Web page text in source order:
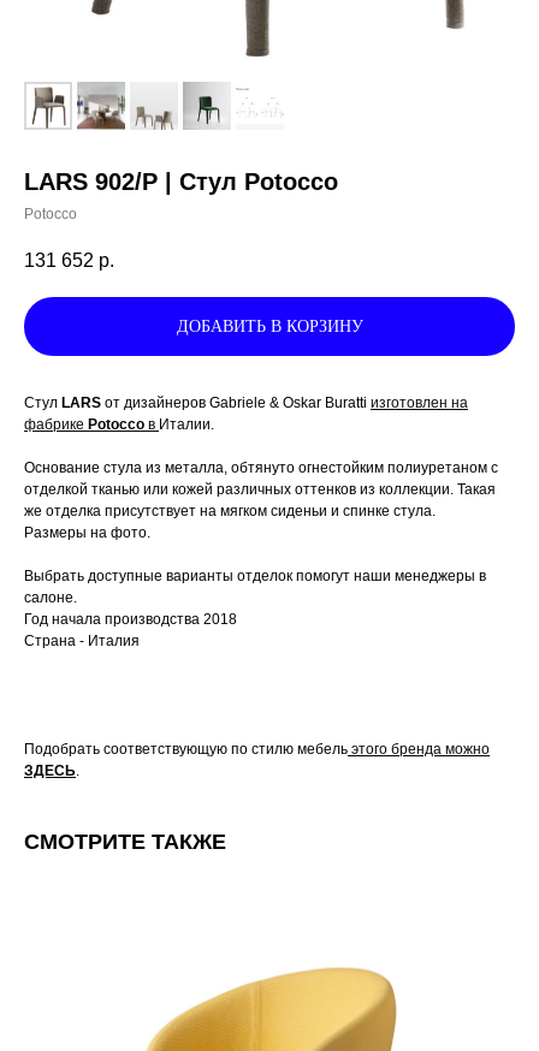
LARS 902/P | Стул Potocco
Potocco
131 652 р.
ДОБАВИТЬ В КОРЗИНУ
Стул LARS от дизайнеров Gabriele & Oskar Buratti изготовлен на
фабрике Potocco в Италии.
Основание стула из металла, обтянуто огнестойким полиуретаном с
отделкой тканью или кожей различных оттенков из коллекции. Такая
же отделка присутствует на мягком сиденьи и спинке стула.
Размеры на фото.
Выбрать доступные варианты отделок помогут наши менеджеры в
салоне.
Год начала производства 2018
Страна - Италия
Подобрать соответствующую по стилю мебель этого бренда можно
ЗДЕСЬ.
СМОТРИТЕ ТАКЖЕ